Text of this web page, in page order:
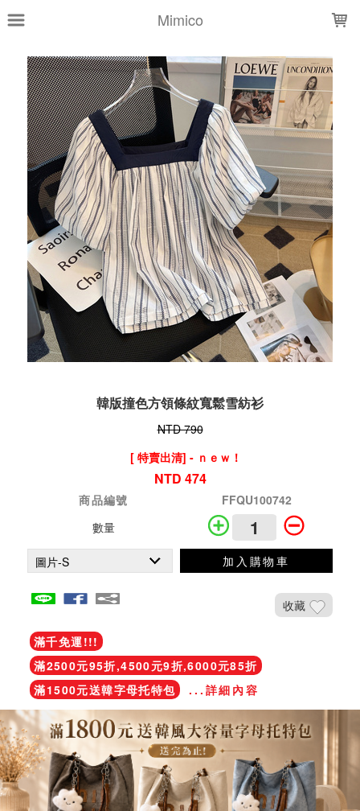
Mimico
韓版撞色方領條紋寬鬆雪紡衫
NTD 790
[ 特賣出清] - ｎｅｗ！
NTD 474
商品編號
FFQU100742
數量
加入購物車
收藏
滿千免運!!!
滿2500元95折,4500元9折,6000元85折
滿1500元送韓字母托特包
...詳細內容